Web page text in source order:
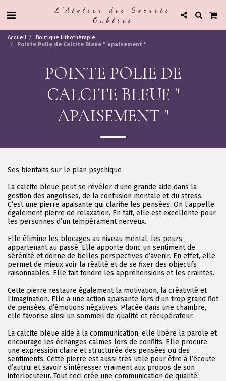
L'Atelier des Secrets
Oubliés
Accueil
Boutique Lithothérapie
Pointe Polie de Calcite Bleue " apaisement "
POINTE POLIE DE
CALCITE BLEUE "
APAISEMENT "
Ses bienfaits sur le plan psychique
La calcite bleue peut se révéler d’une grande aide dans la
gestion des angoisses, de la confusion mentale et du stress.
C’est une pierre apaisante qui clarifie les pensées. On l’appelle
également pierre de relaxation. En fait, elle est excellente pour
les personnes d’un tempérament nerveux.
Elle élimine les blocages au niveau mental, les peurs
appartenant au passé. Elle apporte donc un sentiment de
sérénité et donne de belles perspectives d’avenir. En effet, elle
permet de mieux voir la réalité et de se fixer des objectifs
raisonnables. Elle fait fondre les appréhensions et les craintes.
Cette pierre restaure également la motivation, la créativité et
l’imagination. Elle a une action apaisante lors d’un trop grand flot
de pensées, d’émotions négatives. Placée dans une chambre,
elle favorise ainsi un sommeil de qualité et récupérateur.
La calcite bleue aide à la communication, elle libère la parole et
encourage les échanges calmes lors de conflits. Elle procure
une expression claire et structurée des pensées ou des
sentiments. Cette pierre est aussi très utile pour être à l’écoute
d’autrui et savoir s’intéresser vraiment aux propos de son
interlocuteur. Tout ceci crée une communication de qualité.